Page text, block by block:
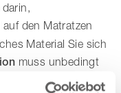
auf den Matratzen
Material Sie sich
muss unbedingt
der Matratze zu